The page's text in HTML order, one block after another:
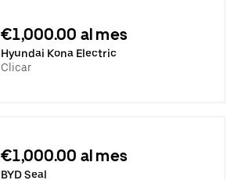
€1,000.00 al mes
Hyundai Kona Electric
Clicar
€1,000.00 al mes
BYD Seal